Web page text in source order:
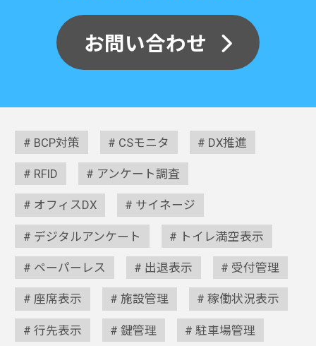
お問い合わせ
BCP対策 CSモニタ DX推進
RFID アンケート調査
オフィスDX サイネージ
デジタルアンケート トイレ満空表示
ペーパーレス 出退表示 受付管理
座席表示 施設管理 稼働状況表示
行先表示 鍵管理 駐車場管理